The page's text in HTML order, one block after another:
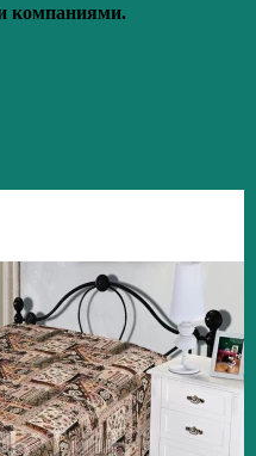
компаниями.